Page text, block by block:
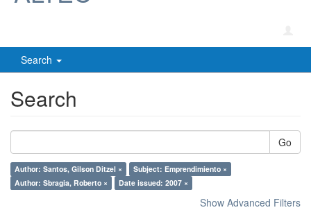
Search
Search
Go
Author: Santos, Gilson Ditzel ×
Subject: Emprendimiento ×
Author: Sbragia, Roberto ×
Date issued: 2007 ×
Show Advanced Filters